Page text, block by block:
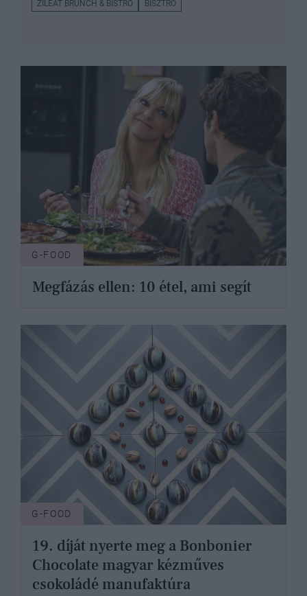
ZILEAT BRUNCH & BISTRO BISZTRÓ
G-FOOD
Megfázás ellen: 10 étel, ami segít
G-FOOD
19. díját nyerte meg a Bonbonier
Chocolate magyar kézműves
csokoládé manufaktúra